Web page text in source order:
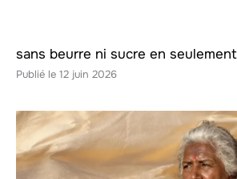
sans beurre ni sucre en
12 juin 2026